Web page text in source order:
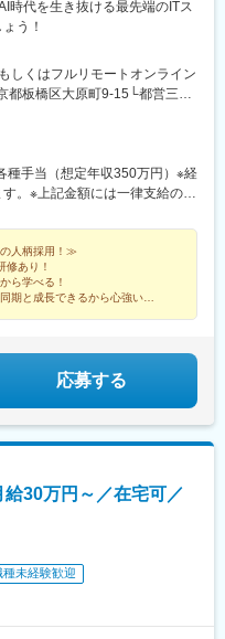
時代を生き抜ける最先端のITス
う！
しくはフルリモートオンライン
都板橋区大原町9-15└都営三田
田線「志村坂上駅」より徒歩
とした全国各地のITプロジェ
オフィスです。※フルリモー
ロジェクトによって異なりま
種手当（想定年収350万円）※経
。※上記金額には一律支給の住
の他の待遇に変更なし）☆経験
します。☆明確な評価制度あ
す。【年収例】年収450万円
3年入社）年収950万円（経験
人柄採用！≫
あり！
ら学べる！
期と成長できるから心強い！
応募する
30万円～／在宅可／
種未経験歓迎